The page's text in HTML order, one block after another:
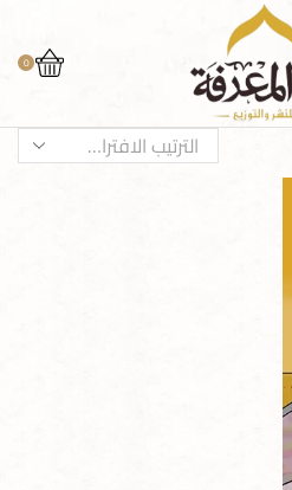
0